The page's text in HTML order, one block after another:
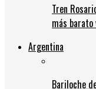
Tren
más barato
Argentina
Bariloche